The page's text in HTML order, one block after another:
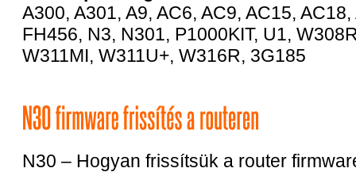
A300, A301, A9, AC6, AC9, AC15,
FH456, N3, N301, P1000KIT, U1,
W311MI, W311U+, W316R, 3G185
N30 – Hogyan frissítsük a router